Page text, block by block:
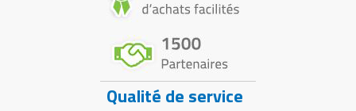
Qualité de service